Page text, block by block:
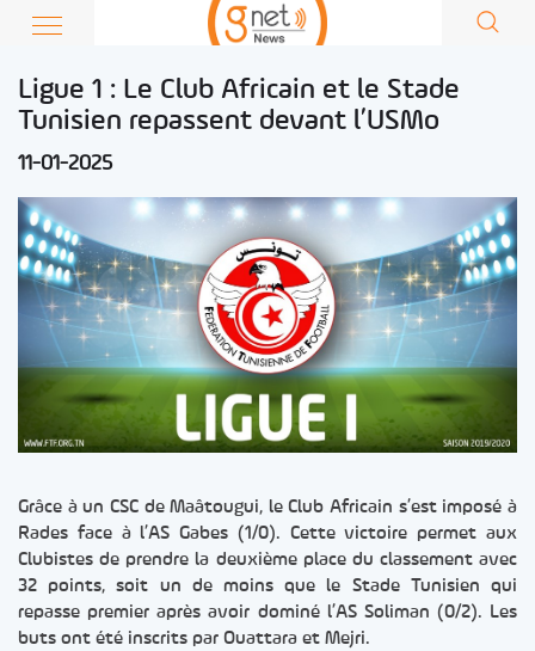
Ligue 1 : Le Club Africain et le Stade
Tunisien repassent devant l’USMo
11-01-2025
Grâce à un CSC de Maâtougui, le Club Africain s’est imposé à
Rades face à l’AS Gabes (1/0). Cette victoire permet aux
Clubistes de prendre la deuxième place du classement avec
32 points, soit un de moins que le Stade Tunisien qui
repasse premier après avoir dominé l’AS Soliman (0/2). Les
buts ont été inscrits par Ouattara et Mejri.